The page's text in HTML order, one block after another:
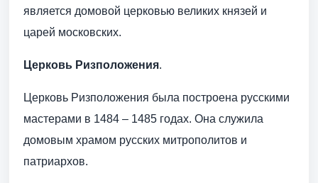
является домовой церковью великих князей и
царей московских.
Церковь Ризположения.
Церковь Ризположения была построена русскими
мастерами в 1484 – 1485 годах. Она служила
домовым храмом русских митрополитов и
патриархов.